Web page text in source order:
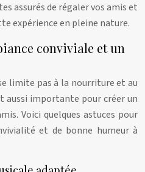
assurés de régaler vos amis et
expérience en pleine nature.
conviviale et un
limite pas à la nourriture et au
aussi importante pour créer un
Voici quelques astuces pour
et de bonne humeur à